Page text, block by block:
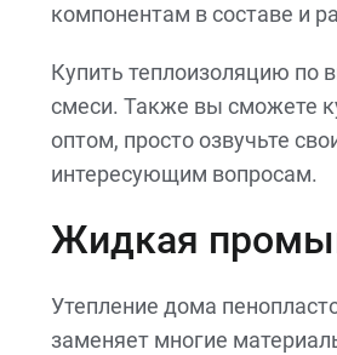
компонентам в составе и
Купить теплоизоляцию по
смеси. Также вы сможете
оптом, просто озвучьте
интересующим вопросам.
Жидкая
Утепление дома
заменяет многие